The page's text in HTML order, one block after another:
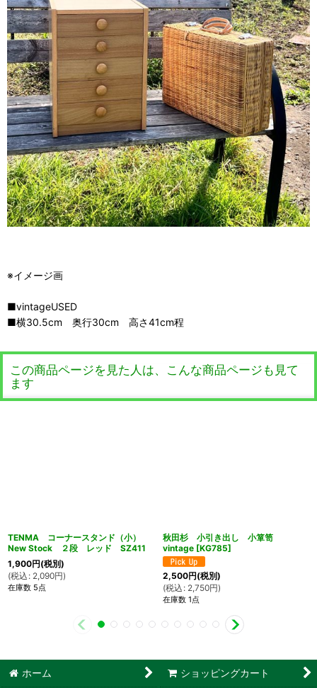
※イメージ画
■vintageUSED
■横30.5cm 奥行30cm 高さ41cm程
この商品ページを見た人は、こんな商品ページも見て
ます
TENMA コーナースタンド（小）
New Stock ２段 レッド SZ411
1,900円(税別)
(税込 : 2,090円)
在庫数 5点
秋田杉 小引き出し 小箪笥
vintage [KG785]
2,500円(税別)
(税込 : 2,750円)
在庫数 1点
ホーム ショッピングカート